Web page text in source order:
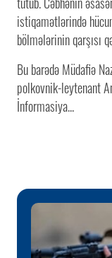
istiqamətlərində
bölmələrinin qarşısı
Bu barədə Müdafiə
polkovnik-leytenant
İnformasiya...